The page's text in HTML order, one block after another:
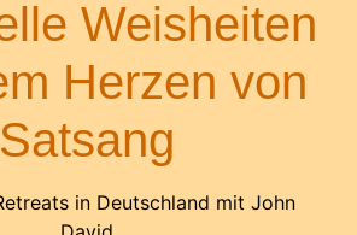
Weisheiten
Herzen von
Satsang